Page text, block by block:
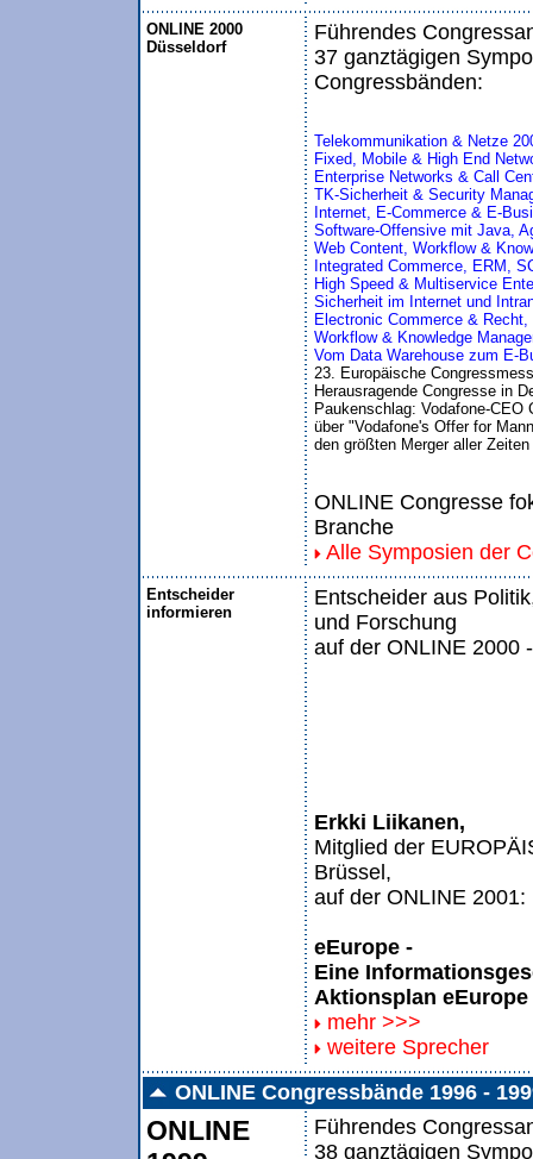
ONLINE 2000
Düsseldorf
Führendes
37 ganztägigen
Congressbänden:
Telekommunikation & Netze
Fixed, Mobile & High End
Enterprise Networks & Call
TK-Sicherheit & Security
Internet, E-Commerce & E-
Software-Offensive mit Java,
Web Content, Workflow &
Integrated Commerce, ERM,
High Speed & Multiservice
Sicherheit im Internet und
Electronic Commerce &
Workflow & Knowledge
Vom Data Warehouse zum E-
23. Europäische
Herausragende Congresse in
Paukenschlag: Vodafone-
über "Vodafone's Offer for
den größten Merger aller
ONLINE Congresse
Branche
Alle Symposien der
Entscheider
informieren
Entscheider aus
und Forschung
auf der ONLINE 2000
Erkki Liikanen,
Mitglied der
Brüssel,
auf der ONLINE 2001:
eEurope -
Eine
Aktionsplan eEurope
mehr >>>
weitere Sprecher
ONLINE Congressbände 1996 -
ONLINE
Führendes
38 ganztägigen